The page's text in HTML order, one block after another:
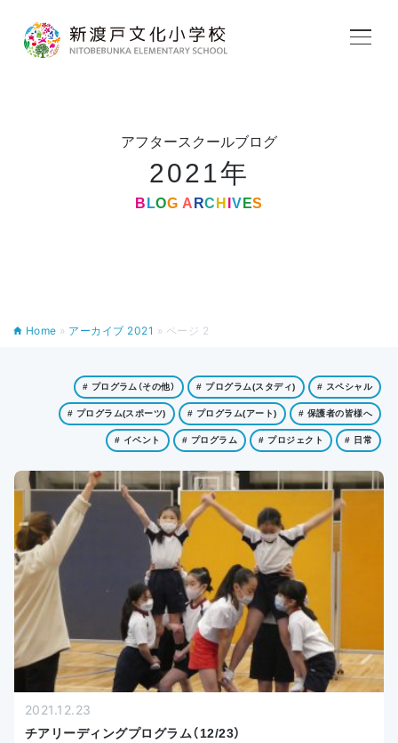
学校紹介
学校生活
お知らせ
アフタースクールブログ
2021年
B LOG A RC H V ES
Home » アーカイブ 2021 » ページ 2
# プログラム（その他） # プログラム(スタディ) # スペシャル
# プログラム(スポーツ) # プログラム(アート) # 保護者の皆様へ
# イベント # プログラム # プロジェクト # 日常
2021.12.23
チアリーディングプログラム（12/23）